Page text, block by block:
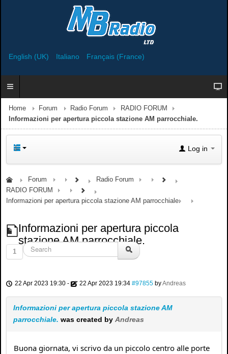
English (UK) Italiano Français (France)
Home Forum Radio Forum
RADIO FORUM
Informazioni per apertura piccola stazione AM parrocchiale.
Log in
Forum
Radio Forum
RADIO FORUM
Informazioni per apertura piccola stazione AM parrocchiale.
Informazioni per apertura piccola
stazione AM parrocchiale.
1
22 Apr 2023 19:30 - 22 Apr 2023 19:34 #97855 byAndreas
Informazioni per apertura piccola stazione AM
parrocchiale. was created by Andreas
Buona giornata, vi scrivo da un piccolo centro alle porte